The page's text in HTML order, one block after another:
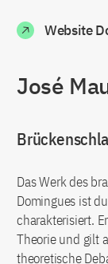
Website
José
Das Werk des
Domingues ist
charakterisiert.
Theorie und gilt
theoretische